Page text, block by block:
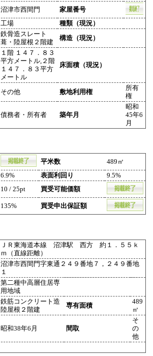
沼津市西間門
家屋番号
工場 種類（現況）
鉄骨造スレート
葺・陸屋根２階建
構造（現況）
１階 １４７．８３
平方メートル,２階
１４７．８３平方
メートル
床面積（現況）
その他 敷地利用権
所有
権
債務者・所有者 築年月
昭和
45年6
月
平米数
489㎡
6.9% 表面利回り
9.5%
10 / 25pt 買受可能価額
135% 買受申出保証額
ＪＲ東海道本線 沼津駅 西方 約１．５５ｋ
ｍ（直線距離）
沼津市西間門字東通２４９番地７，２４９番地
１
第二種中高層住居専
用地域
鉄筋コンクリート造
陸屋根２階建
専有面積
489
㎡
昭和38年6月 間取
そ
の
他